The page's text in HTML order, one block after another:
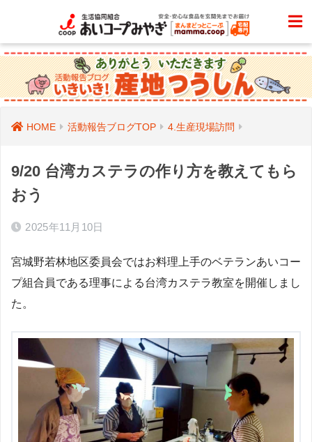
HOME 活動報告ブログTOP 4.生産現場訪問
9/20 台湾カステラの作り方を教えてもら
おう
2025年11月10日
宮城野若林地区委員会ではお料理上手のベテランあいコー
プ組合員である理事による台湾カステラ教室を開催しまし
た。